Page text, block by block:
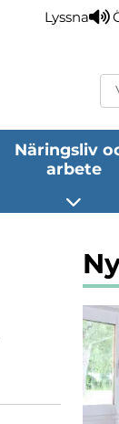
Lyssna
Sök
Näringsliv
arbete